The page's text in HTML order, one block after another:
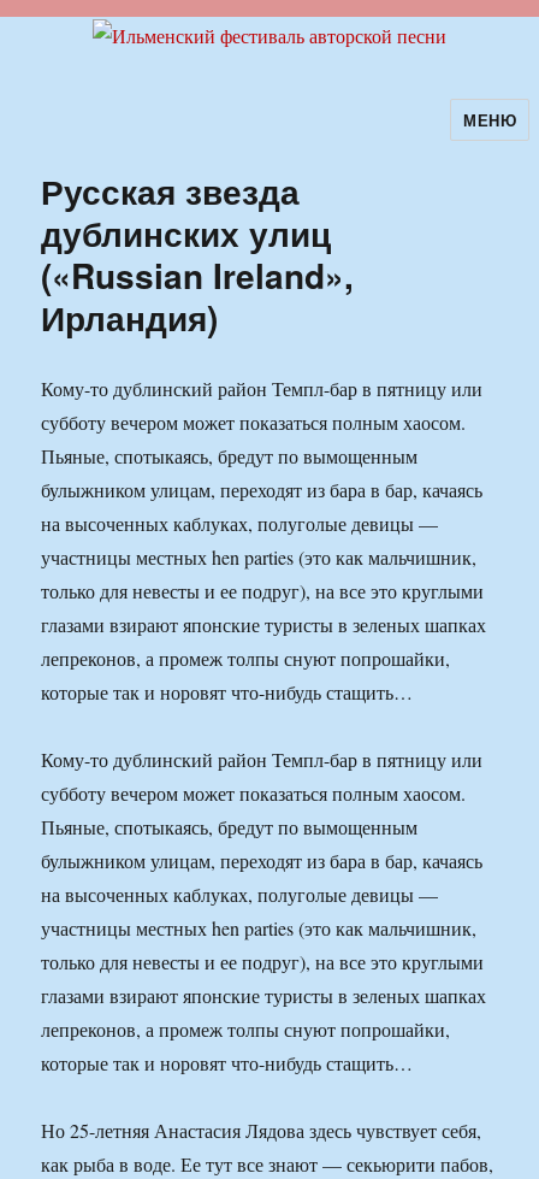
Ильменский фестиваль авторскойМЕНЮ
Русская звезда
дублинских улиц
(«Russian Ireland»,
Ирландия)
Кому-то дублинский район Темпл-бар в пятницу или
субботу вечером может показаться полным хаосом.
Пьяные, спотыкаясь, бредут по вымощенным
булыжником улицам, переходят из бара в бар, качаясь
на высоченных каблуках, полуголые девицы —
участницы местных hen parties (это как мальчишник,
только для невесты и ее подруг), на все это круглыми
глазами взирают японские туристы в зеленых шапках
лепреконов, а промеж толпы снуют попрошайки,
которые так и норовят что-нибудь стащить…
Кому-то дублинский район Темпл-бар в пятницу или
субботу вечером может показаться полным хаосом.
Пьяные, спотыкаясь, бредут по вымощенным
булыжником улицам, переходят из бара в бар, качаясь
на высоченных каблуках, полуголые девицы —
участницы местных hen parties (это как мальчишник,
только для невесты и ее подруг), на все это круглыми
глазами взирают японские туристы в зеленых шапках
лепреконов, а промеж толпы снуют попрошайки,
которые так и норовят что-нибудь стащить…
Но 25-летняя Анастасия Лядова здесь чувствует себя,
как рыба в воде. Ее тут все знают — секьюрити пабов,